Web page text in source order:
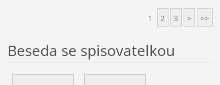
1 2 3 > >>
Beseda se spisovatelkou